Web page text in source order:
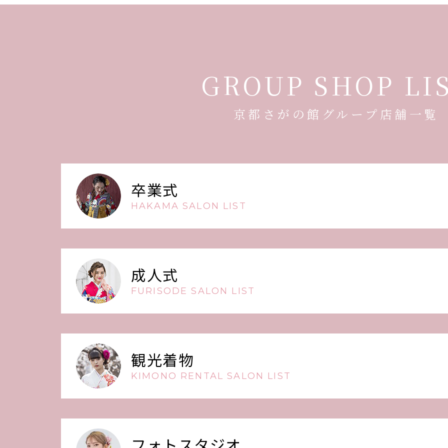
GROUP SHOP
京都さがの館グループ店舗一覧
卒業式
HAKAMA SALON LIST
成人式
FURISODE SALON LIST
観光着物
KIMONO RENTAL SALON LIST